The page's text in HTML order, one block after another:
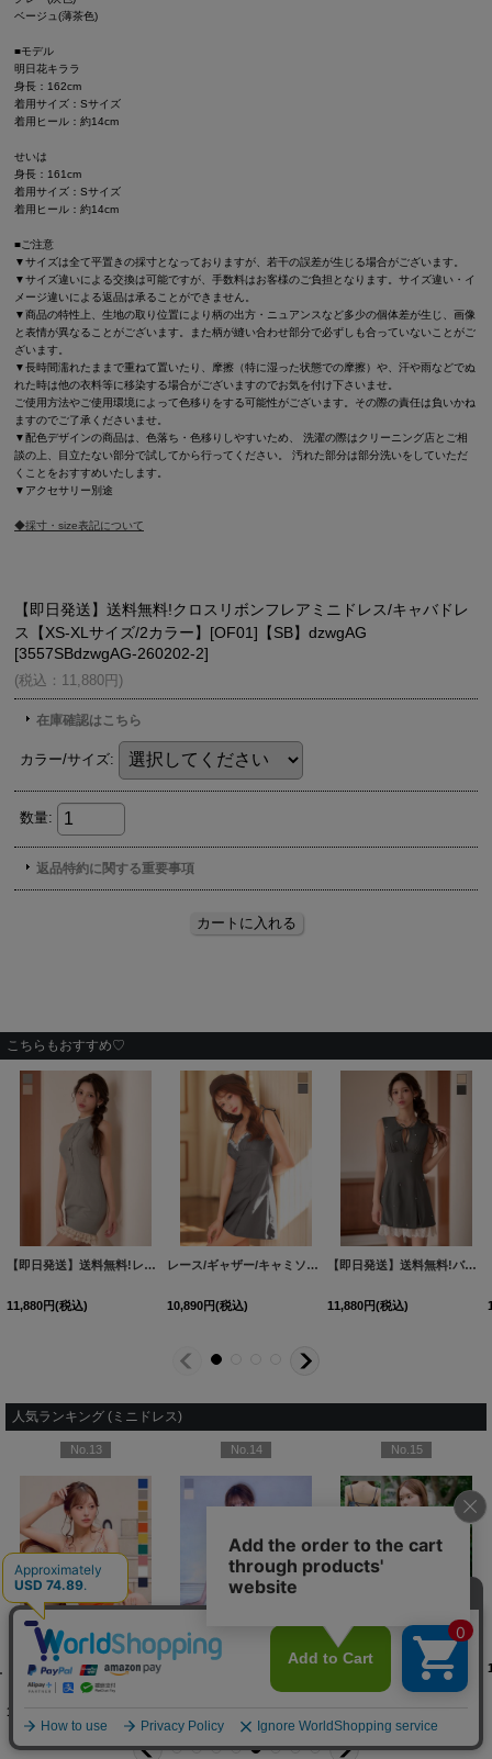
ベージュ(薄茶色)
■モデル
明日花キララ
身長：162cm
着用サイズ：Sサイズ
着用ヒール：約14cm
せいは
身長：161cm
着用サイズ：Sサイズ
着用ヒール：約14cm
■ご注意
▼サイズは全て平置きの採寸となっておりますが、若干の誤差が生じる場合がございます。
▼サイズ違いによる交換は可能ですが、手数料はお客様のご負担となります。サイズ違い・イ
メージ違いによる返品は承ることができません。
▼商品の特性上、生地の取り位置により柄の出方・ニュアンスなど多少の個体差が生じ、画像
と表情が異なることがございます。また柄が縫い合わせ部分で必ずしも合っていないことがご
ざいます。
▼長時間濡れたままで重ねて置いたり、摩擦（特に湿った状態での摩擦）や、汗や雨などでぬ
れた時は他の衣料等に移染する場合がございますのでお気を付け下さいませ。
ご使用方法やご使用環境によって色移りをする可能性がございます。その際の責任は負いかね
ますのでご了承くださいませ。
▼配色デザインの商品は、色落ち・色移りしやすいため、 洗濯の際はクリーニング店とご相
談の上、目立たない部分で試してから行ってください。 汚れた部分は部分洗いをしていただ
くことをおすすめいたします。
▼アクセサリー別途
◆採寸・size表記について
こちらもおすすめ♡
【即日発送】送料無料!レースフリルアメスリラメタイトミニドレス/キャバドレス【XS-Lサイズ/2カラー】[OF01]【SB】dzwAG
11,880円(税込)
レース/ギャザー/キャミソール/フレア/ミニドレス/キャバドレス【XS-Lサイズ/2カラー】[OF03]【YN】dzwuAG
10,890円(税込)
【即日発送】送料無料!バストカット/リボン/ビジュー/ノースリーブ/ボックスプリーツ/コットンレース/ミニドレス/キャバドレス【XS-XLサイズ/2カラー】[OF01]【SB】dzwAG
11,880円(税込)
人気ランキング (ミニドレス)
260706-1]
[ 3740SBdzmvSK-260721-1 3761SBdzquAGO-260706-2]
ラー】[OF01]【SB】IA
No.13
【即日発送】送料無料！新色登場！ビジューキャミソールミニドレス/キャバドレス 【XS-Mサイズ / 10カラー】[OF03-X] 【YN】dzw
12,980
No.14 No.15